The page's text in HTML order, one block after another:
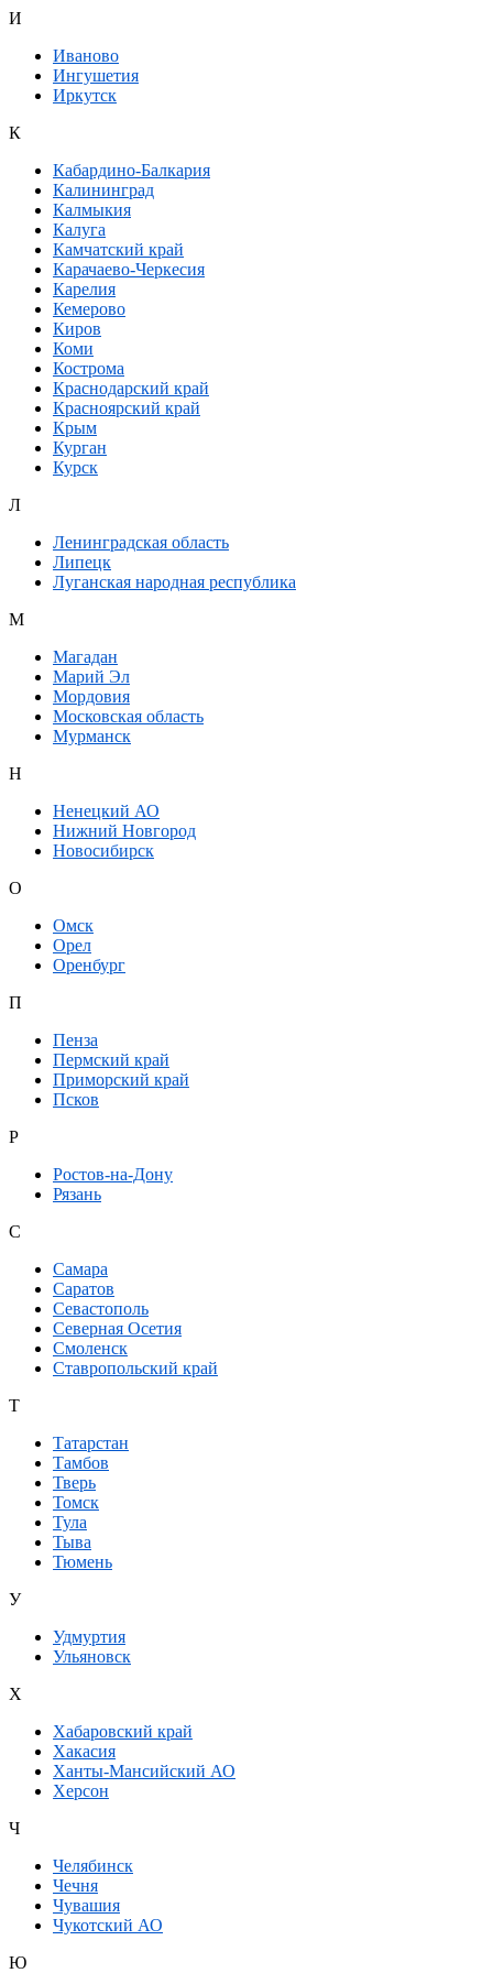
И
Иваново
Ингушетия
Иркутск
К
Кабардино-Балкария
Калининград
Калмыкия
Калуга
Камчатский край
Карачаево-Черкесия
Карелия
Кемерово
Киров
Коми
Кострома
Краснодарский край
Красноярский край
Крым
Курган
Курск
Л
Ленинградская область
Липецк
Луганская народная республика
М
Магадан
Марий Эл
Мордовия
Московская область
Мурманск
Н
Ненецкий АО
Нижний Новгород
Новосибирск
О
Омск
Орел
Оренбург
П
Пенза
Пермский край
Приморский край
Псков
Р
Ростов-на-Дону
Рязань
С
Самара
Саратов
Севастополь
Северная Осетия
Смоленск
Ставропольский край
Т
Татарстан
Тамбов
Тверь
Томск
Тула
Тыва
Тюмень
У
Удмуртия
Ульяновск
Х
Хабаровский край
Хакасия
Ханты-Мансийский АО
Херсон
Ч
Челябинск
Чечня
Чувашия
Чукотский АО
Ю